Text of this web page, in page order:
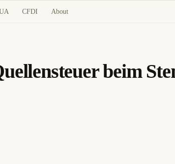
CFDI About
beim